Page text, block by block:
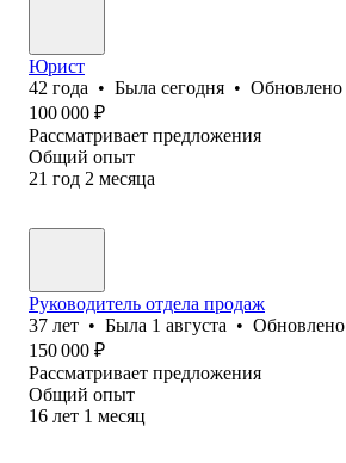
Юрист
42 года • Была сегодня • Обновлено
100 000 ₽
Рассматривает предложения
Общий опыт
21 год 2 месяца
Руководитель отдела продаж
37 лет • Была 1 августа • Обновлено
150 000 ₽
Рассматривает предложения
Общий опыт
16 лет 1 месяц